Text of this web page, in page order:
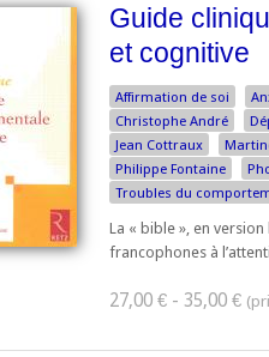
Guide
et cognitive
Affirmation de soi
Christophe André
Jean Cottraux
Philippe Fontaine
Troubles du
La « bible », en
francophones à
27,00 € - 35,00 €